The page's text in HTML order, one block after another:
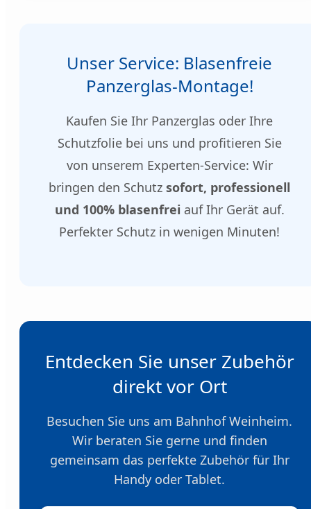
Unser Service: Blasenfreie
Panzerglas-Montage!
Kaufen Sie Ihr Panzerglas oder Ihre
Schutzfolie bei uns und profitieren Sie
von unserem Experten-Service: Wir
bringen den Schutz sofort, professionell
und 100% blasenfrei auf Ihr Gerät auf.
Perfekter Schutz in wenigen Minuten!
Entdecken Sie unser Zubehör
direkt vor Ort
Besuchen Sie uns am Bahnhof Weinheim.
Wir beraten Sie gerne und finden
gemeinsam das perfekte Zubehör für Ihr
Handy oder Tablet.